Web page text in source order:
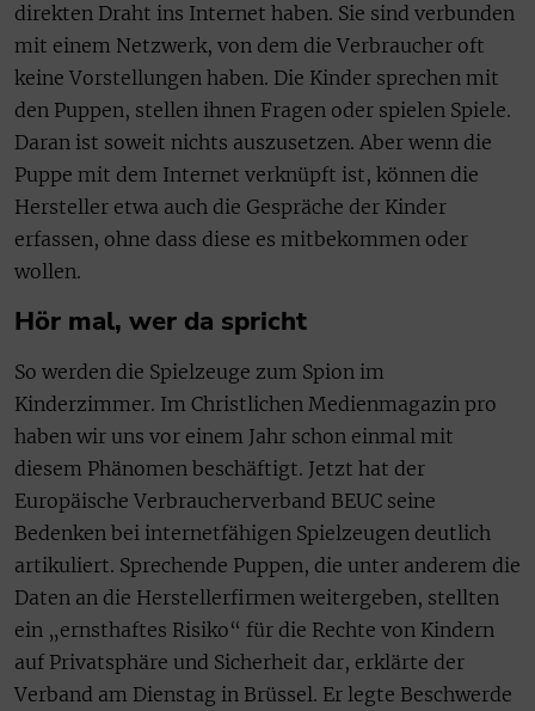
direkten Draht ins Internet haben. Sie sind verbunden
mit einem Netzwerk, von dem die Verbraucher oft
keine Vorstellungen haben. Die Kinder sprechen mit
den Puppen, stellen ihnen Fragen oder spielen Spiele.
Daran ist soweit nichts auszusetzen. Aber wenn die
Puppe mit dem Internet verknüpft ist, können die
Hersteller etwa auch die Gespräche der Kinder
erfassen, ohne dass diese es mitbekommen oder
wollen.
Hör mal, wer da spricht
So werden die Spielzeuge zum Spion im
Kinderzimmer. Im Christlichen Medienmagazin pro
haben wir uns vor einem Jahr schon einmal mit
diesem Phänomen beschäftigt. Jetzt hat der
Europäische Verbraucherverband BEUC seine
Bedenken bei internetfähigen Spielzeugen deutlich
artikuliert. Sprechende Puppen, die unter anderem die
Daten an die Herstellerfirmen weitergeben, stellten
ein „ernsthaftes Risiko“ für die Rechte von Kindern
auf Privatsphäre und Sicherheit dar, erklärte der
Verband am Dienstag in Brüssel. Er legte Beschwerde